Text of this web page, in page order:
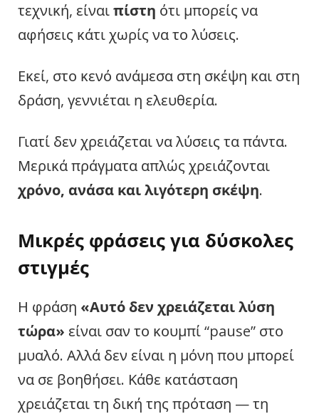
τεχνική, είναιπίστη ότι μπορείς να
αφήσεις κάτι χωρίς να το λύσεις.
Εκεί, στο κενό ανάμεσα στη σκέψη και στη
δράση, γεννιέται η ελευθερία.
Γιατί δεν χρειάζεται να λύσεις τα πάντα.
Μερικά πράγματα απλώς χρειάζονται
χρόνο, ανάσα και λιγότερη σκέψη.
Μικρές φράσεις για δύσκολες
στιγμές
Η φράση «Αυτό δεν χρειάζεται λύση
τώρα» είναι σαν το κουμπί “pause” στο
μυαλό. Αλλά δεν είναι η μόνη που μπορεί
να σε βοηθήσει. Κάθε κατάσταση
χρειάζεται τη δική της πρόταση — τη